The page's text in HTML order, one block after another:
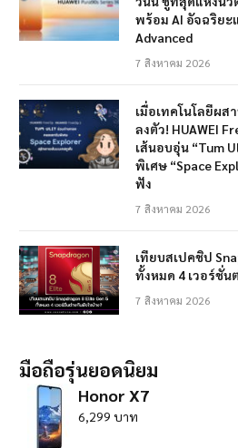
พร้อม AI อัจฉริยะ
Advanced
7 สิงหาคม 2026
เมื่อเทคโนโลยีผส
ลงตัว! HUAWEI
เส้นอบอุ่น “Tum
พิเศษ “Space
ฟัง
7 สิงหาคม 2026
เทียบสเปคชิป
ทั้งหมด 4 เวอร์ชั่น
7 สิงหาคม 2026
มือถือรุ่นยอดนิยม
Honor X7
6,299 บาท